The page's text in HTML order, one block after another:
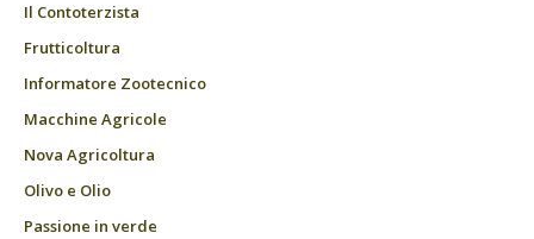
Il Contoterzista
Frutticoltura
Informatore Zootecnico
Macchine Agricole
Nova Agricoltura
Olivo e Olio
Passione in verde